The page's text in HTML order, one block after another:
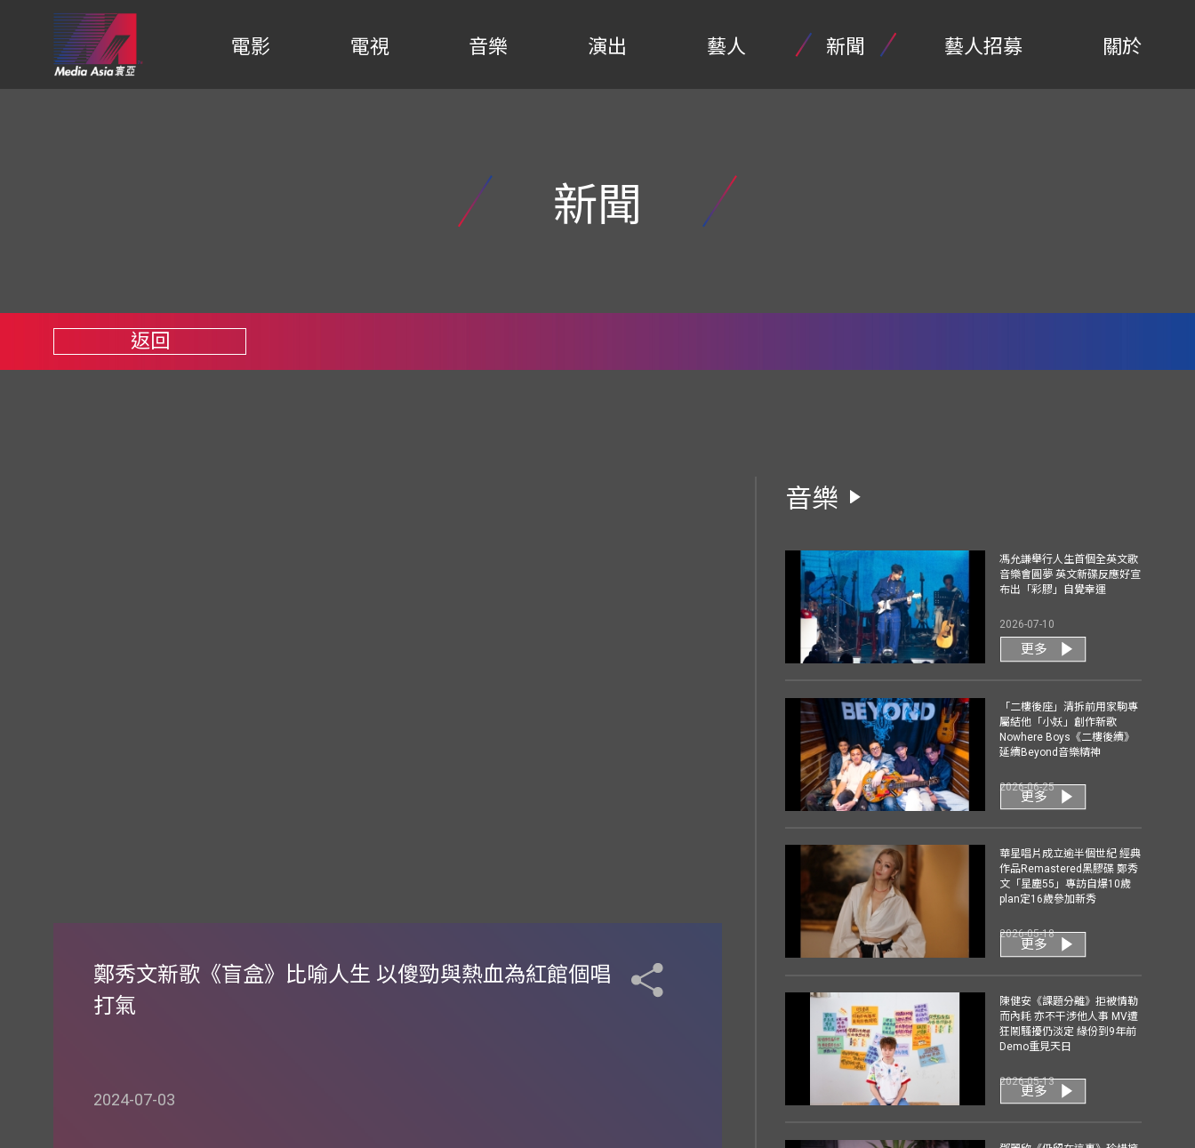
電影 電視 音樂 演出 藝人 新聞 藝人招募 關於
新聞
返回
鄭秀文新歌《盲盒》比喻人生 以傻勁與熱血為紅館個唱
打氣
2024-07-03
音樂
馮允謙舉行人生首個全英文歌
音樂會圓夢 英文新碟反應好宣
布出「彩膠」自覺幸運
2026-07-10
更多
「二樓後座」清拆前用家駒專
屬結他「小妖」創作新歌
Nowhere Boys《二樓後續》
延續Beyond音樂精神
2026-06-25
更多
華星唱片成立逾半個世紀 經典
作品Remastered黑膠碟 鄭秀
文「星塵55」專訪自爆10歲
plan定16歲參加新秀
2026-05-18
更多
陳健安《課題分離》拒被情勒
而內耗 亦不干涉他人事 MV遭
狂鬧騷擾仍淡定 緣份到9年前
Demo重見天日
2026-05-13
更多